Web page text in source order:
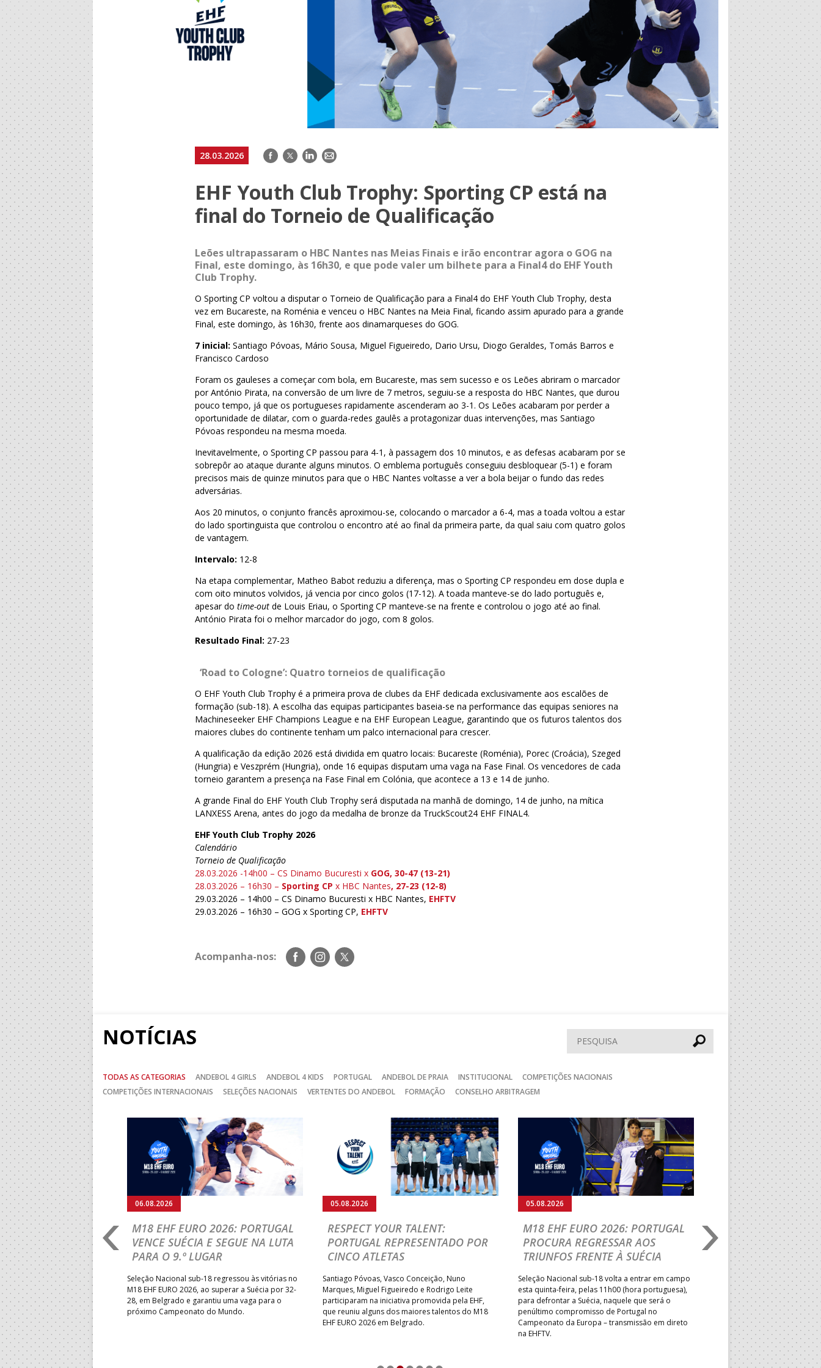
28.03.2026 Facebook
TwitterLinkedIn
E-
EHF Youth Club Trophy: Sporting CP está na
final do Torneio de Qualificação
Leões ultrapassaram o HBC Nantes nas Meias Finais e irão encontrar agora o GOG na
Final, este domingo, às 16h30, e que pode valer um bilhete para a Final4 do EHF Youth
Club Trophy.
O Sporting CP voltou a disputar o Torneio de Qualificação para a Final4 do EHF Youth Club Trophy, desta
vez em Bucareste, na Roménia e venceu o HBC Nantes na Meia Final, ficando assim apurado para a grande
Final, este domingo, às 16h30, frente aos dinamarqueses do GOG.
7 inicial: Santiago Póvoas, Mário Sousa, Miguel Figueiredo, Dario Ursu, Diogo Geraldes, Tomás Barros e
Francisco Cardoso
Foram os gauleses a começar com bola, em Bucareste, mas sem sucesso e os Leões abriram o marcador
por António Pirata, na conversão de um livre de 7 metros, seguiu-se a resposta do HBC Nantes, que durou
pouco tempo, já que os portugueses rapidamente ascenderam ao 3-1. Os Leões acabaram por perder a
oportunidade de dilatar, com o guarda-redes gaulês a protagonizar duas intervenções, mas Santiago
Póvoas respondeu na mesma moeda.
Inevitavelmente, o Sporting CP passou para 4-1, à passagem dos 10 minutos, e as defesas acabaram por se
sobrepôr ao ataque durante alguns minutos. O emblema português conseguiu desbloquear (5-1) e foram
precisos mais de quinze minutos para que o HBC Nantes voltasse a ver a bola beijar o fundo das redes
adversárias.
Aos 20 minutos, o conjunto francês aproximou-se, colocando o marcador a 6-4, mas a toada voltou a estar
do lado sportinguista que controlou o encontro até ao final da primeira parte, da qual saiu com quatro golos
de vantagem.
Intervalo: 12-8
Na etapa complementar, Matheo Babot reduziu a diferença, mas o Sporting CP respondeu em dose dupla e
com oito minutos volvidos, já vencia por cinco golos (17-12). A toada manteve-se do lado português e,
apesar dotime-out de Louis Eriau, o Sporting CP manteve-se na frente e controlou o jogo até ao final.
António Pirata foi o melhor marcador do jogo, com 8 golos.
Resultado Final: 27-23
‘Road to Cologne’: Quatro torneios de qualificação
O EHF Youth Club Trophy é a primeira prova de clubes da EHF dedicada exclusivamente aos escalões de
formação (sub-18). A escolha das equipas participantes baseia-se na performance das equipas seniores na
Machineseeker EHF Champions League e na EHF European League, garantindo que os futuros talentos dos
maiores clubes do continente tenham um palco internacional para crescer.
A qualificação da edição 2026 está dividida em quatro locais: Bucareste (Roménia), Porec (Croácia), Szeged
(Hungria) e Veszprém (Hungria), onde 16 equipas disputam uma vaga na Fase Final. Os vencedores de cada
torneio garantem a presença na Fase Final em Colónia, que acontece a 13 e 14 de junho.
A grande Final do EHF Youth Club Trophy será disputada na manhã de domingo, 14 de junho, na mítica
LANXESS Arena, antes do jogo da medalha de bronze da TruckScout24 EHF FINAL4.
EHF Youth Club Trophy 2026
Calendário
Torneio de Qualificação
28.03.2026 -14h00 – CS Dinamo Bucuresti x GOG, 30-47 (13-21)
28.03.2026 – 16h30 – Sporting CP x HBC Nantes, 27-23 (12-8)
29.03.2026 – 14h00 – CS Dinamo Bucuresti x HBC Nantes, EHFTV
29.03.2026 – 16h30 – GOG x Sporting CP, EHFTV
Acompanha-nos:
Siga-
nos
Siga-
nos
Siga-
nos
NOTÍCIAS Pesquisar
TODAS AS CATEGORIAS ANDEBOL 4 GIRLS ANDEBOL 4 KIDS PORTUGAL ANDEBOL DE PRAIA INSTITUCIONAL
COMPETIÇÕES NACIONAIS
COMPETIÇÕES INTERNACIONAIS
SELEÇÕES NACIONAIS VERTENTES DO ANDEBOL FORMAÇÃO CONSELHO ARBITRAGEM
CHAMPIONSHIP:
PARA A EQUIPA
o Brasil, em Ramnicu
apuramento dos lugares 17
confortável das jogadoras
06.08.2026
M18 EHF EURO 2026: PORTUGAL
VENCE SUÉCIA E SEGUE NA LUTA
PARA O 9.º LUGAR
Seleção Nacional sub-18 regressou às vitórias no
M18 EHF EURO 2026, ao superar a Suécia por 32-
28, em Belgrado e garantiu uma vaga para o
próximo Campeonato do Mundo.
05.08.2026
RESPECT YOUR TALENT:
PORTUGAL REPRESENTADO POR
CINCO ATLETAS
Santiago Póvoas, Vasco Conceição, Nuno
Marques, Miguel Figueiredo e Rodrigo Leite
participaram na iniciativa promovida pela EHF,
que reuniu alguns dos maiores talentos do M18
EHF EURO 2026 em Belgrado.
05.08.2026
M18 EHF EURO 2026: PORTUGAL
PROCURA REGRESSAR AOS
TRIUNFOS FRENTE À SUÉCIA
Seleção Nacional sub-18 volta a entrar em campo
esta quinta-feira, pelas 11h00 (hora portuguesa),
para defrontar a Suécia, naquele que será o
penúltimo compromisso de Portugal no
Campeonato da Europa – transmissão em direto
na EHFTV.
05.08.2026
IHF W18 WORLD
BRASIL É O
ADVERSÁRIO DA
ELIMINAR DA
Depois do primeiro lugar na
President’s Cup, Portugal
Brasil, esta quinta-feira, no
Jogos de Apuramento entre o
Campeonato do Mundo sub-
Seguinte